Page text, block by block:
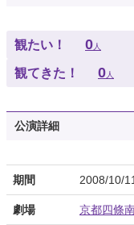
観たい！ 0人
観てきた！ 0人
公演詳細
期間 2008/10/
劇場 京都四條